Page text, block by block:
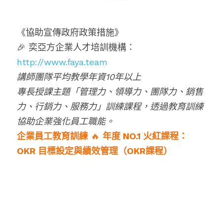
《協助宣傳政府政策措施》
🎉 奕亞方企業人才培訓機構：
http://www.faya.team
講師團隊平均教學年資10年以上
專長授課主題「管理力、領導力、團隊力、銷售
力、行銷力、服務力」訓練課程，透過教育訓練
協助企業強化員工職能。
企業員工教育訓練​ 🔥 年度 NO.1 火紅課程：
OKR 目標設定與績效管理​（OKR課程）